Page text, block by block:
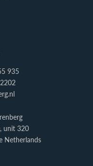
935
unit 320
Netherlands